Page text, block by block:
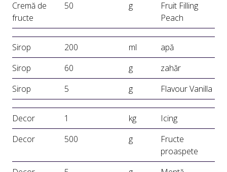
Cremă de
fructe
50 g
Fruit Filling
Peach
Sirop 200 ml
apă
Sirop
60 g
zahăr
Sirop
5 g Flavour Vanilla
Decor 1 kg
Icing
Decor
500 g
Fructe
proaspete